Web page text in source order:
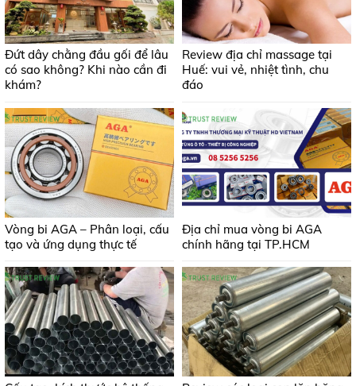
Đứt dây chằng đầu gối để lâu
có sao không? Khi nào cần đi
khám?
Review địa chỉ massage tại
Huế: vui vẻ, nhiệt tình, chu
đáo
Vòng bi AGA – Phân loại, cấu
tạo và ứng dụng thực tế
Địa chỉ mua vòng bi AGA
chính hãng tại TP.HCM